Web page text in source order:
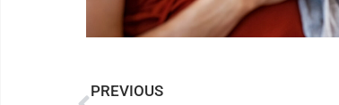
PREVIOUS